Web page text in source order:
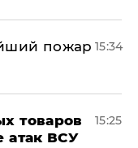
пожар 15:34
товаров
атак ВСУ
15:25